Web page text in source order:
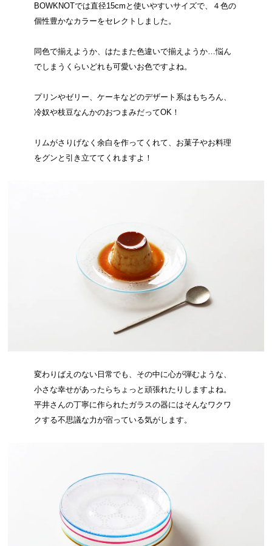
BOWKNOTでは直径15cmと使いやすいサイズで、４色の
個性豊かなカラーをセレクトしました。
同色で揃えようか、はたまた色違いで揃えようか…悩ん
でしまうくらいどれも可愛いお色ですよね。
プリンやゼリー、ケーキなどのデザート系はもちろん、
冷奴や枝豆なんかのおつまみだってOK！
リムがさりげなく余白を作ってくれて、お菓子やお料理
をグンと引き立ててくれますよ！
変わりばえのない日常でも、その中に心が弾むような、
小さな幸せがあったらちょっと頑張れたりしますよね。
平井さんの丁寧に作られたガラスの器にはそんなワクワ
クする不思議な力が宿っている気がします。